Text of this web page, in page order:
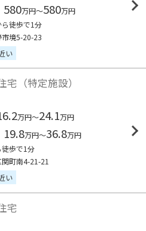
580万円～580万円
徒歩で1分
境5-20-23
い
（特定施設）
万円～24.1万円
19.8万円～36.8万円
歩で1分
町南4-21-21
い
宅